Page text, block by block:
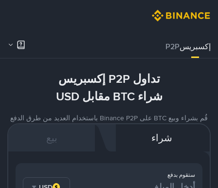
إكسبريسP2P
تداول P2P إكسبريس
شراء BTC مقابل USD
قُم بشراء وبيع BTC على Binance P2P باستخدام العديد من طرق الدفع
شراء بيع
ستقوم بدفع